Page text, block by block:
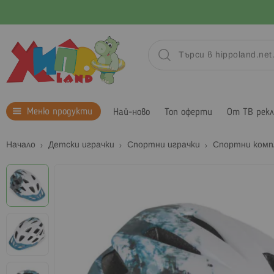
Меню продукти Най-ново Топ оферти От ТВ
Начало Детски играчки Спортни играчки Спортни
Преминете
към
края
на
галерията
изображенията